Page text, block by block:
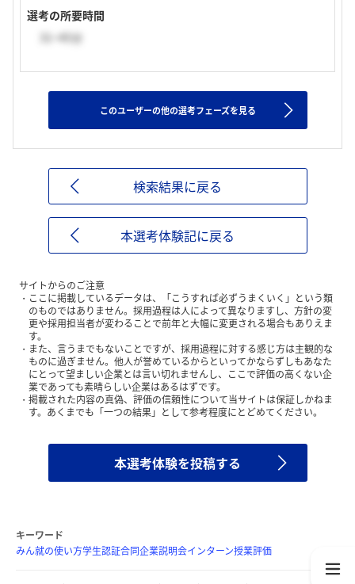
選考の所要時間
31~45分
このユーザーの他の選考フェーズを見る
検索結果に戻る
本選考体験記に戻る
サイトからのご注意
ここに掲載しているデータは、「こうすれば必ずうまくいく」という類
のものではありません。採用過程は人によって異なりますし、方針の変
更や採用担当者が変わることで前年と大幅に変更される場合もありえま
す。
また、言うまでもないことですが、採用過程に対する感じ方は主観的な
ものに過ぎません。他人が誉めているからといってかならずしもあなた
にとって望ましい企業とは言い切れませんし、ここで評価の高くない企
業であっても素晴らしい企業はあるはずです。
掲載された内容の真偽、評価の信頼性について当サイトは保証しかねま
す。あくまでも「一つの結果」として参考程度にとどめてください。
本選考体験を投稿する
キーワード
みん就の使い方学生認証合同企業説明会インターン授業評価